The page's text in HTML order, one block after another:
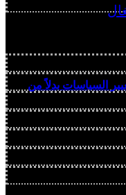
السياسات بدلاً من